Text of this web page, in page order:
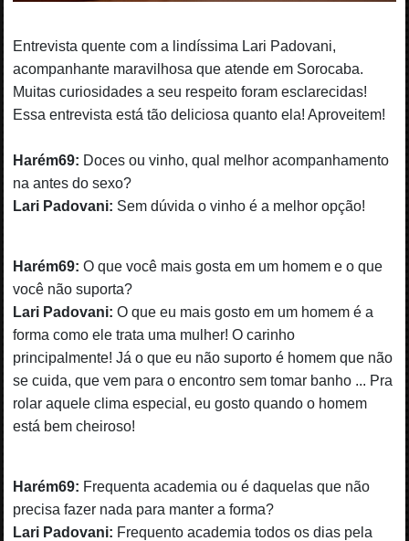
Entrevista quente com a lindíssima Lari Padovani,
acompanhante maravilhosa que atende em Sorocaba.
Muitas curiosidades a seu respeito foram esclarecidas!
Essa entrevista está tão deliciosa quanto ela! Aproveitem!
Harém69: Doces ou vinho, qual melhor acompanhamento
na antes do sexo?
Lari Padovani: Sem dúvida o vinho é a melhor opção!
Harém69: O que você mais gosta em um homem e o que
você não suporta?
Lari Padovani: O que eu mais gosto em um homem é a
forma como ele trata uma mulher! O carinho
principalmente! Já o que eu não suporto é homem que não
se cuida, que vem para o encontro sem tomar banho ... Pra
rolar aquele clima especial, eu gosto quando o homem
está bem cheiroso!
Harém69: Frequenta academia ou é daquelas que não
precisa fazer nada para manter a forma?
Lari Padovani: Frequento academia todos os dias pela